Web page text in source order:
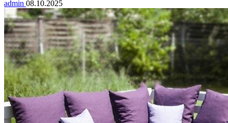
admin 08.10.2025